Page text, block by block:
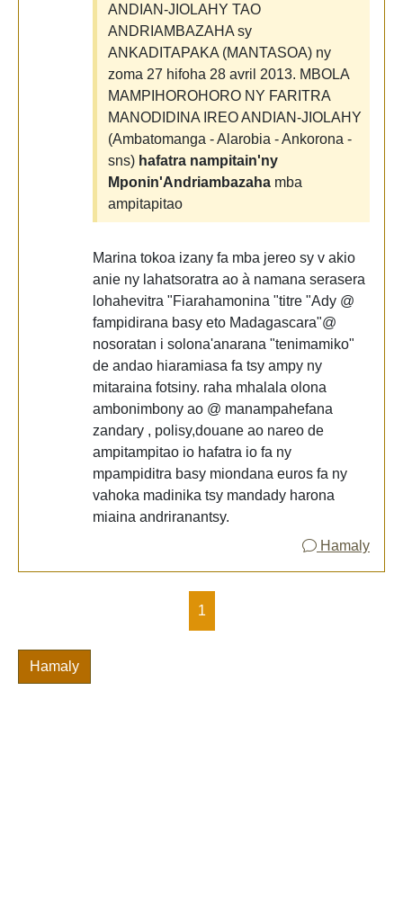
ANDIAN-JIOLAHY TAO
ANDRIAMBAZAHA sy
ANKADITAPAKA (MANTASOA) ny
zoma 27 hifoha 28 avril 2013. MBOLA
MAMPIHOROHORO NY FARITRA
MANODIDINA IREO ANDIAN-JIOLAHY
(Ambatomanga - Alarobia - Ankorona -
sns) hafatra nampitain'ny
Mponin'Andriambazahamba
ampitapitao
Marina tokoa izany fa mba jereo sy v akio
anie ny lahatsoratra ao à namana serasera
lohahevitra "Fiarahamonina "titre "Ady @
fampidirana basy eto Madagascara"@
nosoratan i solona'anarana "tenimamiko"
de andao hiaramiasa fa tsy ampy ny
mitaraina fotsiny. raha mhalala olona
ambonimbony ao @ manampahefana
zandary , polisy,douane ao nareo de
ampitampitao io hafatra io fa ny
mpampiditra basy miondana euros fa ny
vahoka madinika tsy mandady harona
miaina andriranantsy.
Hamaly
1
Hamaly